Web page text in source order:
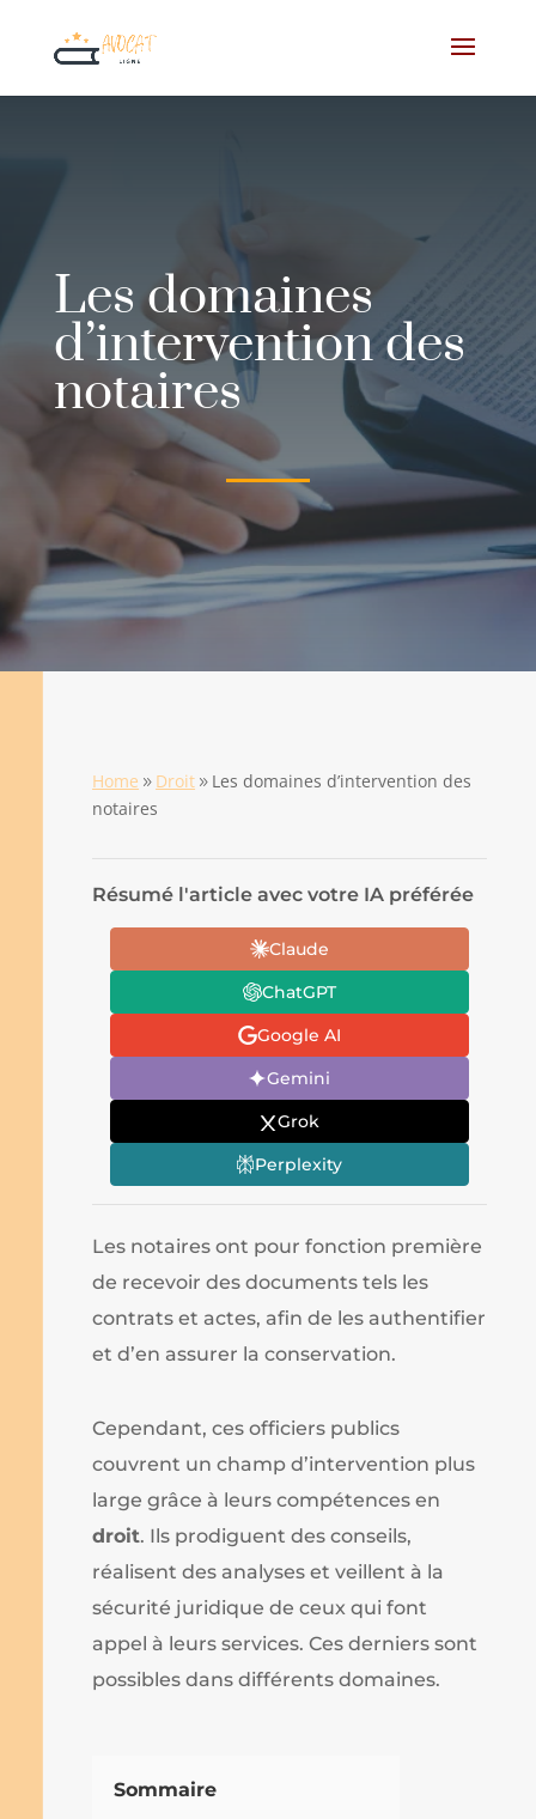
Les domaines
d’intervention des
notaires
Home 9 Droit 9 Les domaines d’intervention des
notaires
Résumé l'article avec votre IA préférée
Claude
ChatGPT
Google AI
Gemini
Grok
Perplexity
Les notaires ont pour fonction première
de recevoir des documents tels les
contrats et actes, afin de les authentifier
et d’en assurer la conservation.
Cependant, ces officiers publics
couvrent un champ d’intervention plus
large grâce à leurs compétences en
droit. Ils prodiguent des conseils,
réalisent des analyses et veillent à la
sécurité juridique de ceux qui font
appel à leurs services. Ces derniers sont
possibles dans différents domaines.
Sommaire